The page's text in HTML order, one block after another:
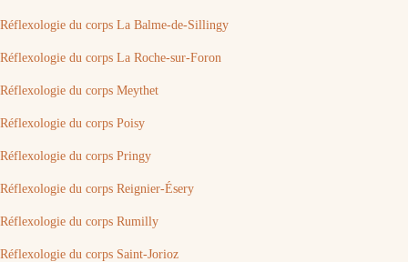
Réflexologie du corps La Balme-de-Sillingy
Réflexologie du corps La Roche-sur-Foron
Réflexologie du corps Meythet
Réflexologie du corps Poisy
Réflexologie du corps Pringy
Réflexologie du corps Reignier-Ésery
Réflexologie du corps Rumilly
Réflexologie du corps Saint-Jorioz